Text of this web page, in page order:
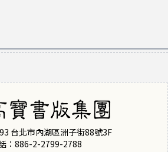
台北市內湖區洲子街88號3F
：886-2-2799-2788